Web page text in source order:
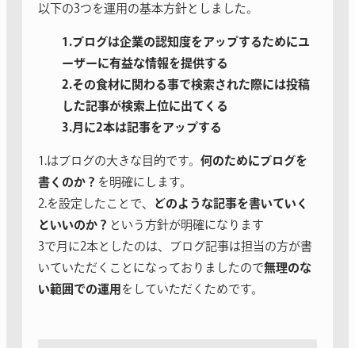
以下の3つを運用の基本方針としました。
1.ブログは企業の認知度をアップするためにユ
ーザーに有益な情報を提供する
2.その食材に関わる事で検索された際には投稿
した記事が検索上位に出てくる
3.月に2本は記事をアップする
1.はブログの大きな目的です。 何のためにブログを
書くのか？ を明確にします。
2.を設定したことで、
どのような記事を書いていく
といいのか？ という方針が明確になります
3で月に2本としたのは、ブログ記事は担当の方が書
いていただくことになっておりましたので無理のな
い範囲での運用 をしていただくためです。